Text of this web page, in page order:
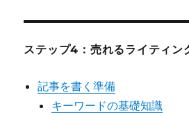
ステップ4：売れるライティン
記事を書く準備
キーワードの基礎知識